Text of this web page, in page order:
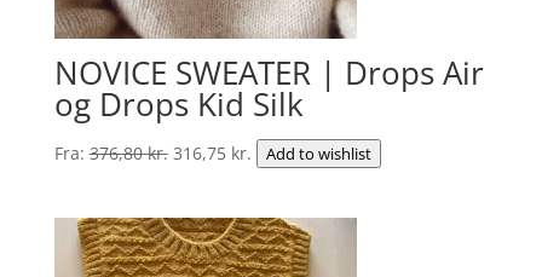
NOVICE SWEATER | Drops Air
og Drops Kid Silk
Fra:376,80kr. Den
var:
376,80 kr..
316,75 kr.Den
er:
316,75 kr..
Add to wishlist